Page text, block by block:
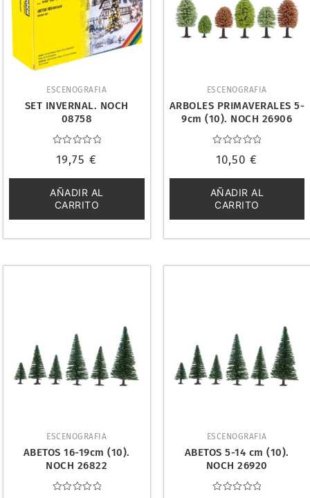
ESCENOGRAFIA
SET INVERNAL. NOCH
08758
con
de
5
19,75€
AÑADIR AL
CARRITO
ESCENOGRAFIA
ARBOLES PRIMAVERALES 5-
9cm (10). NOCH 26906
con
de
5
10,50€
AÑADIR AL
CARRITO
ESCENOGRAFIA
ABETOS 16-19cm (10).
NOCH 26822
ESCENOGRAFIA
ABETOS 5-14 cm (10).
NOCH 26920